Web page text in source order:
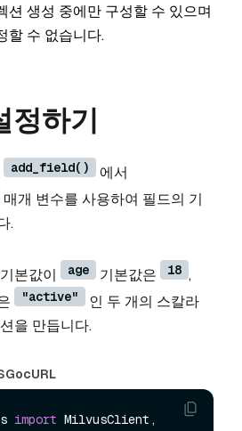
션 생성 중에만 구성할 수 있으며
할 수 없습니다.
정하기
add_field() 에서
매개 변수를 사용하여 필드의 기
.
본값이 age 기본값은 18 ,
"active"
인 두 개의 스칼라
을 만듭니다.
GocURL
import MilvusClient,